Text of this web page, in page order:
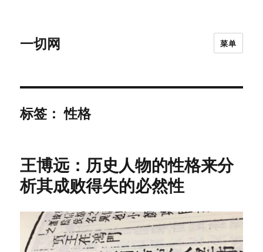
一切网 菜单
标签：性格
王博远：历史人物的性格来分
析其成败得失的必然性